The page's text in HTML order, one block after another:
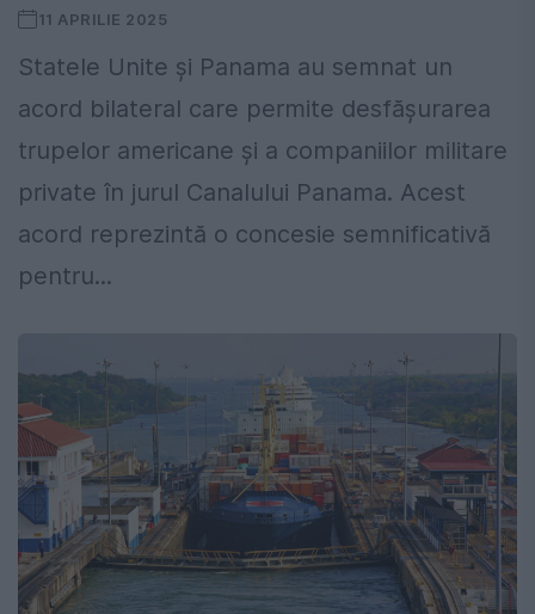
11 APRILIE 2025
Statele Unite și Panama au semnat un
acord bilateral care permite desfășurarea
trupelor americane și a companiilor militare
private în jurul Canalului Panama. Acest
acord reprezintă o concesie semnificativă
pentru...